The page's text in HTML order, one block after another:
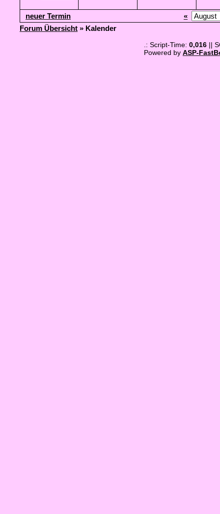
neuer Termin
«
Forum Übersicht » Kalender
.: Script-Time: 0,016 ||
Powered by ASP-